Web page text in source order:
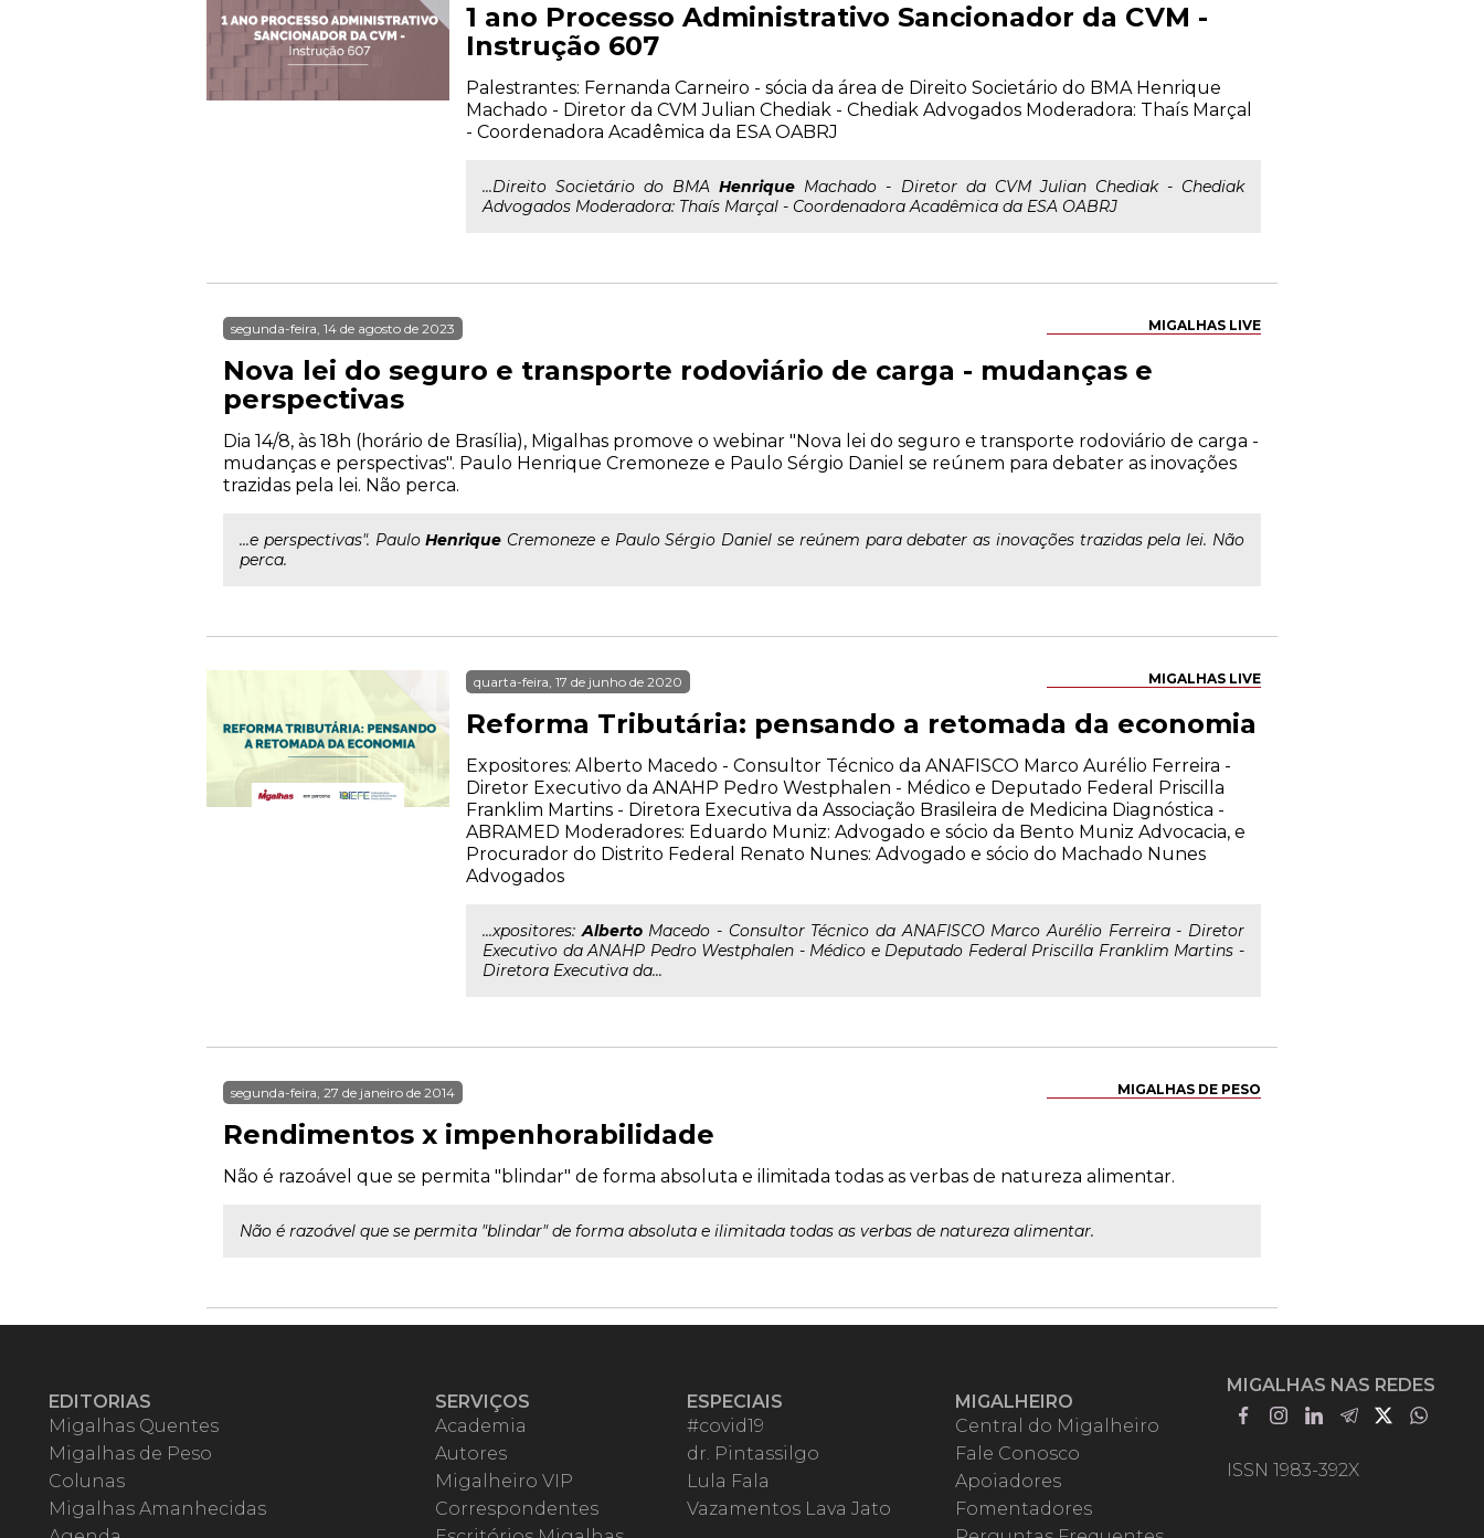
1 ano Processo Administrativo Sancionador da CVM -
Instrução 607
Palestrantes: Fernanda Carneiro - sócia da área de Direito Societário do BMA Henrique
Machado - Diretor da CVM Julian Chediak - Chediak Advogados Moderadora: Thaís Marçal
- Coordenadora Acadêmica da ESA OABRJ
...Direito Societário do BMAHenrique Machado - Diretor da CVM Julian Chediak - Chediak
Advogados Moderadora: Thaís Marçal - Coordenadora Acadêmica da ESA OABRJ
MIGALHAS LIVE
segunda-feira, 14 de agosto de 2023
Nova lei do seguro e transporte rodoviário de carga - mudanças e
perspectivas
Dia 14/8, às 18h (horário de Brasília), Migalhas promove o webinar "Nova lei do seguro e transporte rodoviário de carga -
mudanças e perspectivas". Paulo Henrique Cremoneze e Paulo Sérgio Daniel se reúnem para debater as inovações
trazidas pela lei. Não perca.
...e perspectivas". PauloHenrique Cremoneze e Paulo Sérgio Daniel se reúnem para debater as inovações trazidas pela lei. Não
perca.
MIGALHAS LIVE
quarta-feira, 17 de junho de 2020
Reforma Tributária: pensando a retomada da economia
Expositores: Alberto Macedo - Consultor Técnico da ANAFISCO Marco Aurélio Ferreira -
Diretor Executivo da ANAHP Pedro Westphalen - Médico e Deputado Federal Priscilla
Franklim Martins - Diretora Executiva da Associação Brasileira de Medicina Diagnóstica -
ABRAMED Moderadores: Eduardo Muniz: Advogado e sócio da Bento Muniz Advocacia, e
Procurador do Distrito Federal Renato Nunes: Advogado e sócio do Machado Nunes
Advogados
...xpositores:AlbertoMacedo - Consultor Técnico da ANAFISCO Marco Aurélio Ferreira - Diretor
Executivo da ANAHP Pedro Westphalen - Médico e Deputado Federal Priscilla Franklim Martins -
Diretora Executiva da...
MIGALHAS DE PESO
segunda-feira, 27 de janeiro de 2014
Rendimentos x impenhorabilidade
Não é razoável que se permita "blindar" de forma absoluta e ilimitada todas as verbas de natureza alimentar.
Não é razoável que se permita "blindar" de forma absoluta e ilimitada todas as verbas de natureza alimentar.
EDITORIAS
Migalhas Quentes
Migalhas de Peso
Colunas
Migalhas Amanhecidas
SERVIÇOS
Academia
Autores
Migalheiro VIP
Correspondentes
ESPECIAIS
#covid19
dr. Pintassilgo
Lula Fala
Vazamentos Lava Jato
MIGALHEIRO
Central do Migalheiro
Fale Conosco
Apoiadores
Fomentadores
MIGALHAS NAS REDES
ISSN 1983-392X